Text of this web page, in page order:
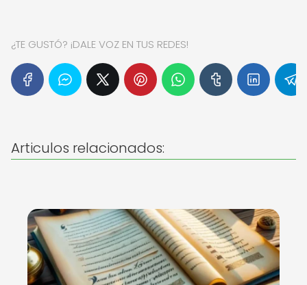
¿TE GUSTÓ? ¡DALE VOZ EN TUS REDES!
Articulos relacionados: